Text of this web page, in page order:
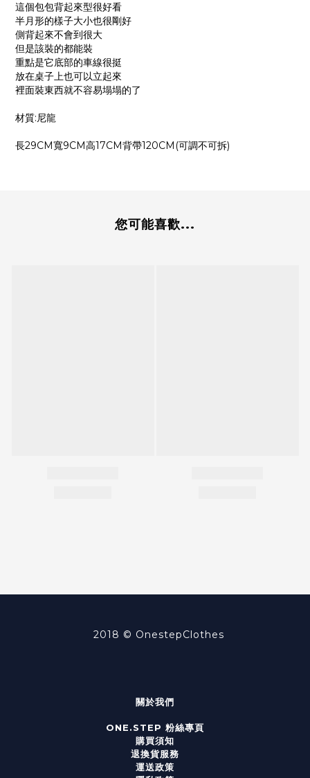
這個包包背起來型很好看
半月形的樣子大小也很剛好
側背起來不會到很大
但是該裝的都能裝
重點是它底部的車線很挺
放在桌子上也可以立起來
裡面裝東西就不容易塌塌的了
材質:尼龍
長29CM寬9CM高17CM背帶120CM(可調不可拆)
您可能喜歡...
2018 © OnestepClothes
關於我們
ONE.STEP 粉絲專頁
購買須知
退換貨服務
運送政策